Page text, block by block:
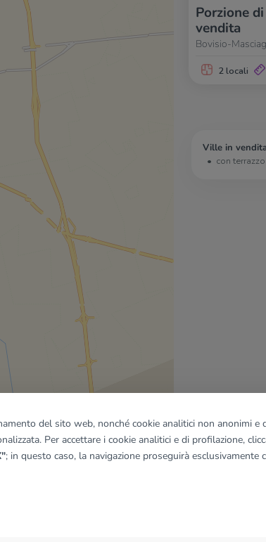
Porzione
vendita
Bovisio-
2 locali
Ville in
con terrazzo
del sito web, nonché cookie analitici non anonimi
Per accettare i cookie analitici e di profilazione,
; in questo caso, la navigazione proseguirà